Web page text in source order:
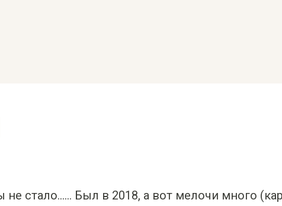
стало...... Был в 2018, а вот мелочи много